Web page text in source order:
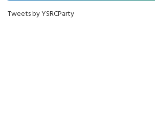
Tweets by YSRCParty